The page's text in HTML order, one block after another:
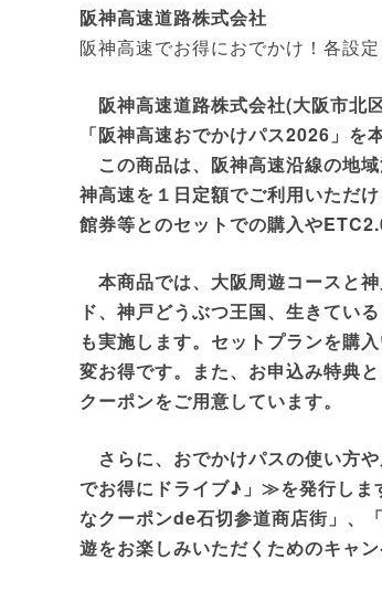
阪神高速道路株式会社
阪神高速でお得におでかけ！各設
阪神高速道路株式会社(大阪市北
「阪神高速おでかけパス2026」を
この商品は、阪神高速沿線の地
神高速を１日定額でご利用いただ
館券等とのセットでの購入や
本商品では、大阪周遊コースと
ド、神戸どうぶつ王国、生きてい
も実施します。セットプランを購
変お得です。また、お申込み特典
クーポンをご用意しています。
さらに、おでかけパスの使い方
でお得にドライブ♪」≫を発行しま
なクーポンde石切参道商店街」、
遊をお楽しみいただくためのキャ